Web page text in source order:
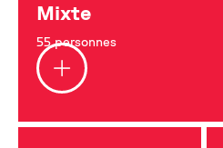
Mixte
55 personnes